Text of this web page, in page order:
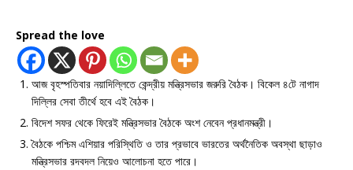
Spread the love
আজ বৃহস্পতিবার নয়াদিল্লিতে কেন্দ্রীয় মন্ত্রিসভার জরুরি বৈঠক। বিকেল ৪টে নাগাদ
দিল্লির সেবা তীর্থে হবে এই বৈঠক।
বিদেশ সফর থেকে ফিরেই মন্ত্রিসভার বৈঠকে অংশ নেবেন প্রধানমন্ত্রী।
বৈঠকে পশ্চিম এশিয়ার পরিস্থিতি ও তার প্রভাবে ভারতের অর্থনৈতিক অবস্থা ছাড়াও
মন্ত্রিসভার রদবদল নিয়েও আলোচনা হতে পারে।